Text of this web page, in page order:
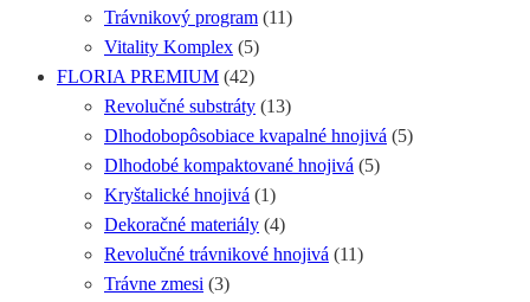
Trávnikový program (11)
Vitality Komplex (5)
FLORIA PREMIUM (42)
Revolučné substráty (13)
Dlhodobopôsobiace kvapalné hnojivá (5)
Dlhodobé kompaktované hnojivá (5)
Kryštalické hnojivá (1)
Dekoračné materiály (4)
Revolučné trávnikové hnojivá (11)
Trávne zmesi (3)